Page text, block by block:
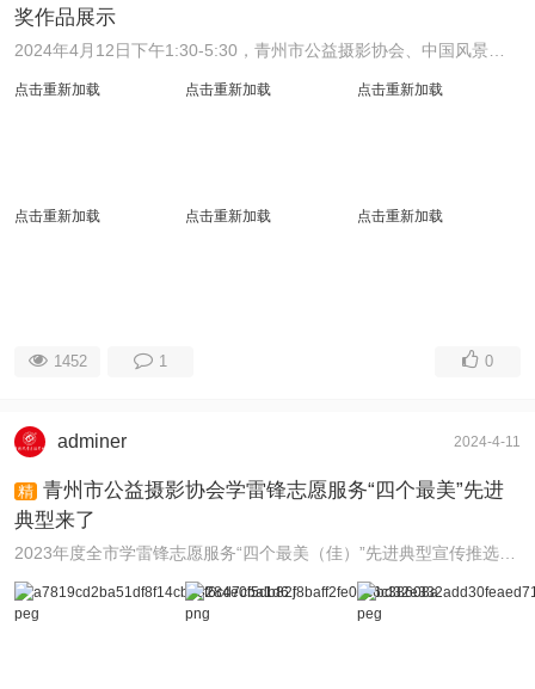
奖作品展示
点击重新加载 点击重新加载 点击重新加载
点击重新加载 点击重新加载 点击重新加载
1452 1 0
adminer 2024-4-11
精 青州市公益摄影协会学雷锋志愿服务“四个最美”先进
典型来了